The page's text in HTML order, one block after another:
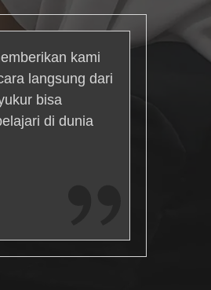
kami
langsung dari
bisa
di dunia